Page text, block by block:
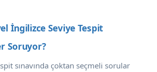
İngilizce Seviye Tespit
Soruyor?
sınavında çoktan seçmeli sorular